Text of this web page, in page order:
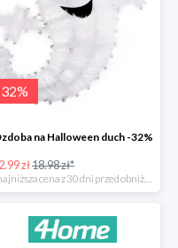
32%
na Halloween duch -32%
zł18.98 zł*
*najniższa cena z 30 dni przed obniżką